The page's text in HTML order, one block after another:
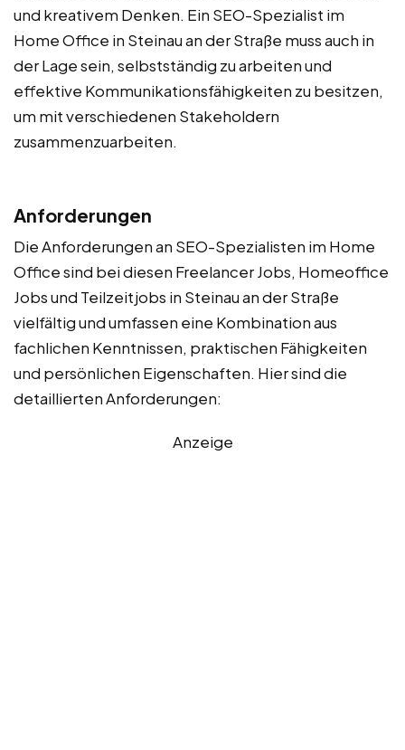
und kreativem Denken. Ein SEO-Spezialist im
Home Office in Steinau an der Straße muss auch in
der Lage sein, selbstständig zu arbeiten und
effektive Kommunikationsfähigkeiten zu besitzen,
um mit verschiedenen Stakeholdern
zusammenzuarbeiten.
Anforderungen
Die Anforderungen an SEO-Spezialisten im Home
Office sind bei diesen Freelancer Jobs, Homeoffice
Jobs und Teilzeitjobs in Steinau an der Straße
vielfältig und umfassen eine Kombination aus
fachlichen Kenntnissen, praktischen Fähigkeiten
und persönlichen Eigenschaften. Hier sind die
detaillierten Anforderungen:
Anzeige